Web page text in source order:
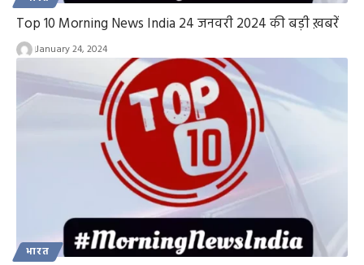
Top 10 Morning News India 24 जनवरी 2024 की बड़ी ख़बरें
January 24, 2024
भारत